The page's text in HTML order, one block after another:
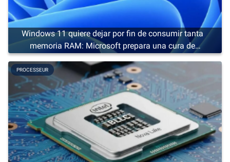
Windows 11 quiere dejar por fin de consumir tanta
memoria RAM: Microsoft prepara una cura de
adelgazamiento
PROCESSEUR